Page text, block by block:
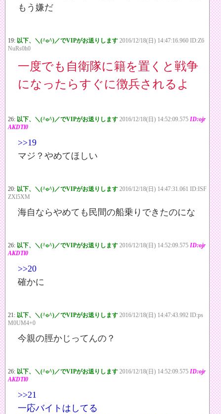
もう嫌だ
19: 以下、＼(^o^)／でVIPがお送りします 2016/12/18(日) 14:47:16.960 ID:Z6
NuRs0h0
一度でも自衛隊に籍を置くと戦争
になったらすぐに徴兵されるよ
26: 以下、＼(^o^)／でVIPがお送りします 2016/12/18(日) 14:52:09.575 ID:ojr
AKDTl0
>>19
マジ？やめてほしい
20: 以下、＼(^o^)／でVIPがお送りします 2016/12/18(日) 14:47:31.061 ID:ISF
ZXl5XM
海自ならやめても民間の船乗りできたのにな
26: 以下、＼(^o^)／でVIPがお送りします 2016/12/18(日) 14:52:09.575 ID:ojr
AKDTl0
>>20
確かに
21: 以下、＼(^o^)／でVIPがお送りします 2016/12/18(日) 14:47:43.992 ID:ps
M0UM4+0
今親の脛かじってんの？
26: 以下、＼(^o^)／でVIPがお送りします 2016/12/18(日) 14:52:09.575 ID:ojr
AKDTl0
>>21
一応バイトはしてる